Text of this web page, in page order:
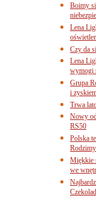
Boimy
Lena
Czy da
Lena
wymogi
Grupa
i
Trwa
Nowy
RS50
Polska
Miękkie
we